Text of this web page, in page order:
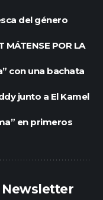
del género
MÁTENSE POR LA
con una bachata
junto a El Kamel
en primeros
Newsletter